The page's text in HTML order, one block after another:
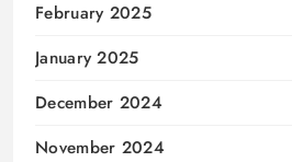
February 2025
January 2025
December 2024
November 2024